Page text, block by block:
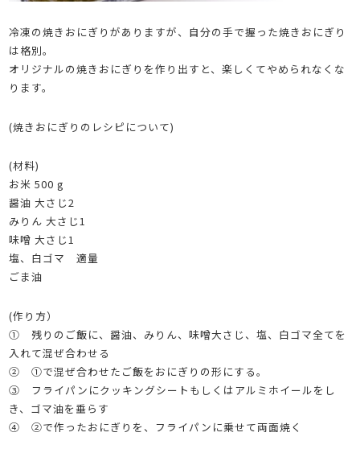
冷凍の焼きおにぎりがありますが、自分の手で握った焼きおにぎり
は格別。
オリジナルの焼きおにぎりを作り出すと、楽しくてやめられなくな
ります。
(焼きおにぎりのレシピについて)
(材料)
お米 500 g
醤油 大さじ2
みりん 大さじ1
味噌 大さじ1
塩、白ゴマ 適量
ごま油
(作り方）
① 残りのご飯に、醤油、みりん、味噌大さじ、塩、白ゴマ全てを
入れて混ぜ合わせる
② ①で混ぜ合わせたご飯をおにぎりの形にする。
③ フライパンにクッキングシートもしくはアルミホイールをし
き、ゴマ油を垂らす
④ ②で作ったおにぎりを、フライパンに乗せて両面焼く